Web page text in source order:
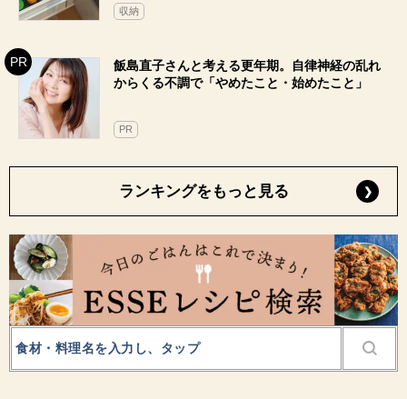
収納
飯島直子さんと考える更年期。自律神経の乱れ
からくる不調で「やめたこと・始めたこと」
PR
ランキングをもっと見る